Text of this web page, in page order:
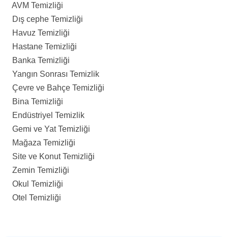
AVM Temizliği
Dış cephe Temizliği
Havuz Temizliği
Hastane Temizliği
Banka Temizliği
Yangın Sonrası Temizlik
Çevre ve Bahçe Temizliği
Bina Temizliği
Endüstriyel Temizlik
Gemi ve Yat Temizliği
Mağaza Temizliği
Site ve Konut Temizliği
Zemin Temizliği
Okul Temizliği
Otel Temizliği